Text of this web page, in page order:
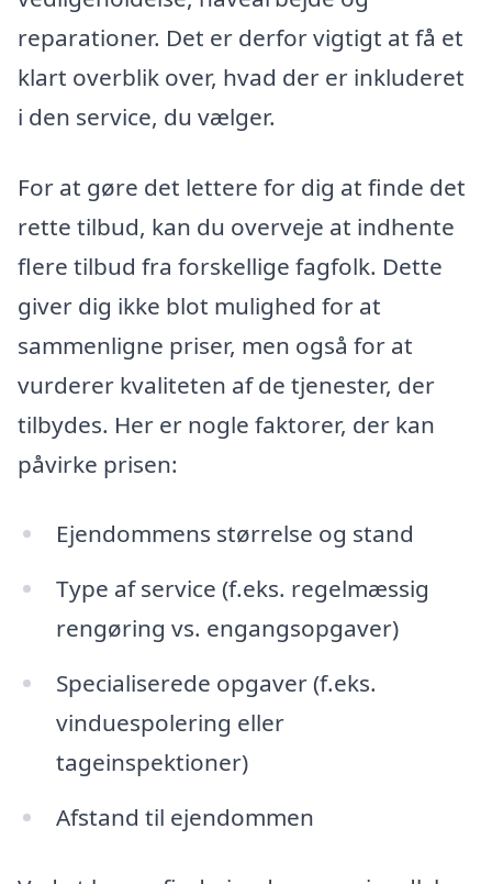
reparationer. Det er derfor vigtigt at få et
klart overblik over, hvad der er inkluderet
i den service, du vælger.
For at gøre det lettere for dig at finde det
rette tilbud, kan du overveje at indhente
flere tilbud fra forskellige fagfolk. Dette
giver dig ikke blot mulighed for at
sammenligne priser, men også for at
vurderer kvaliteten af de tjenester, der
tilbydes. Her er nogle faktorer, der kan
påvirke prisen:
Ejendommens størrelse og stand
Type af service (f.eks. regelmæssig
rengøring vs. engangsopgaver)
Specialiserede opgaver (f.eks.
vinduespolering eller
tageinspektioner)
Afstand til ejendommen